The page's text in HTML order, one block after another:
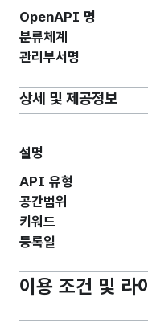
OpenAPI 명
분류체계
관리부서명
상세 및 제공정보
설명
API 유형
공간범위
키워드
등록일
이용 조건 및 라